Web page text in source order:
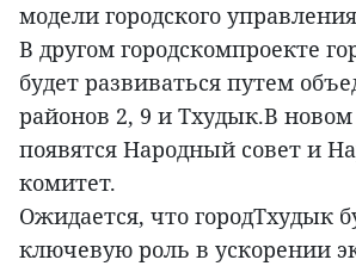
модели городского
В другом городскомпроекте
будет развиваться путем
районов 2, 9 и Тхудык.В новом
появятся Народный совет и
комитет.
Ожидается, что городТхудык
ключевую роль в ускорении